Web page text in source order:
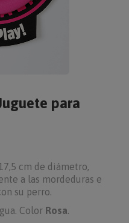
para
cm de diámetro,
a las mordeduras e
su perro.
Color Rosa.